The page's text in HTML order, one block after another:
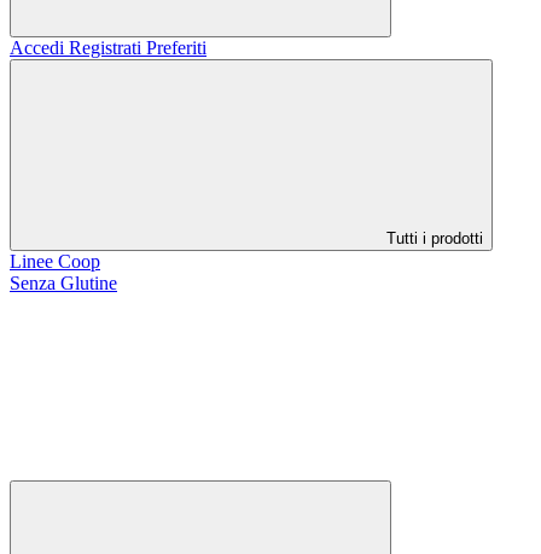
Accedi Registrati Preferiti
Tutti i prodotti
Linee Coop
Senza Glutine